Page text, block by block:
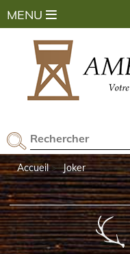
MENU
Accueil Joker